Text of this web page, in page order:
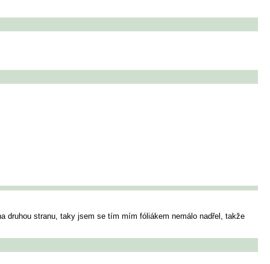
druhou stranu, taky jsem se tím mím fóliákem nemálo nadřel, takže